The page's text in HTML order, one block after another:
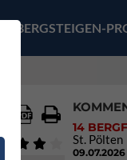
BERGSTEIGEN-
14
St. Pölten
09.07.2026